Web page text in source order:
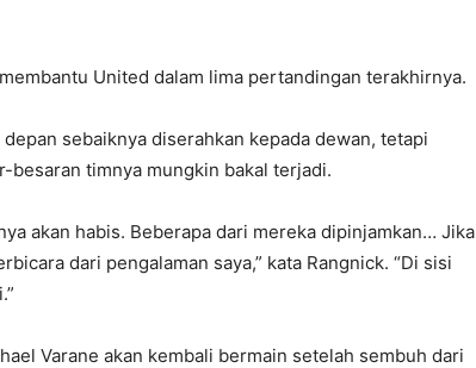
United dalam lima pertandingan terakhirnya.
sebaiknya diserahkan kepada dewan, tetapi
timnya mungkin bakal terjadi.
akan habis. Beberapa dari mereka dipinjamkan… Jika
dari pengalaman saya,” kata Rangnick. “Di sisi
Varane akan kembali bermain setelah sembuh dari